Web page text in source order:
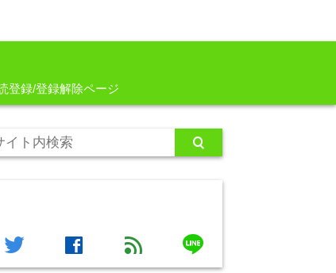
登録/登録解除ページ
twitter facebook feed line